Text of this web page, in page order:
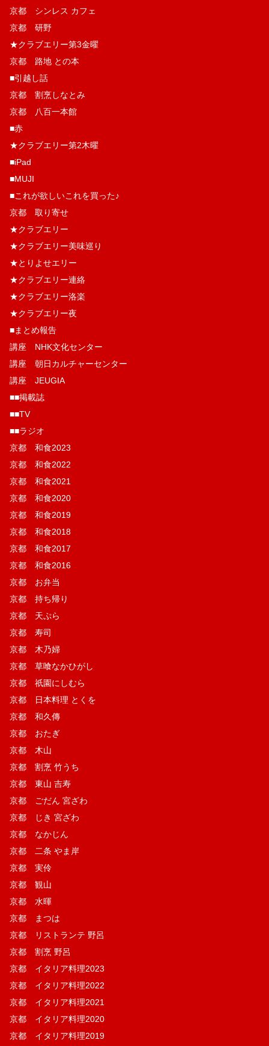
京都 シンレス カフェ
京都 研野
★クラブエリー第3金曜
京都 路地 との本
■引越し話
京都 割烹しなとみ
京都 八百一本館
■赤
★クラブエリー第2木曜
■iPad
■MUJI
■これが欲しいこれを買った♪
京都 取り寄せ
★クラブエリー
★クラブエリー美味巡り
★とりよせエリー
★クラブエリー連絡
★クラブエリー洛楽
★クラブエリー夜
■まとめ報告
講座 NHK文化センター
講座 朝日カルチャーセンター
講座 JEUGIA
■■掲載誌
■■TV
■■ラジオ
京都 和食2023
京都 和食2022
京都 和食2021
京都 和食2020
京都 和食2019
京都 和食2018
京都 和食2017
京都 和食2016
京都 お弁当
京都 持ち帰り
京都 天ぷら
京都 寿司
京都 木乃婦
京都 草喰なかひがし
京都 祇園にしむら
京都 日本料理 とくを
京都 和久傳
京都 おたぎ
京都 木山
京都 割烹 竹うち
京都 東山 吉寿
京都 ごだん 宮ざわ
京都 じき 宮ざわ
京都 なかじん
京都 二条 やま岸
京都 実伶
京都 観山
京都 水暉
京都 まつは
京都 リストランテ 野呂
京都 割烹 野呂
京都 イタリア料理2023
京都 イタリア料理2022
京都 イタリア料理2021
京都 イタリア料理2020
京都 イタリア料理2019